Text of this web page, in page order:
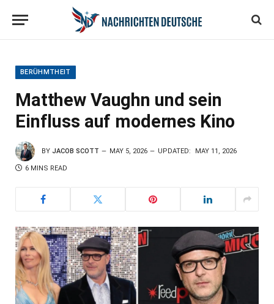
BERÜHMTHEIT
Matthew Vaughn und sein
Einfluss auf modernes Kino
BY JACOB SCOTT MAY 5, 2026 UPDATED: MAY 11, 2026
6 MINS READ